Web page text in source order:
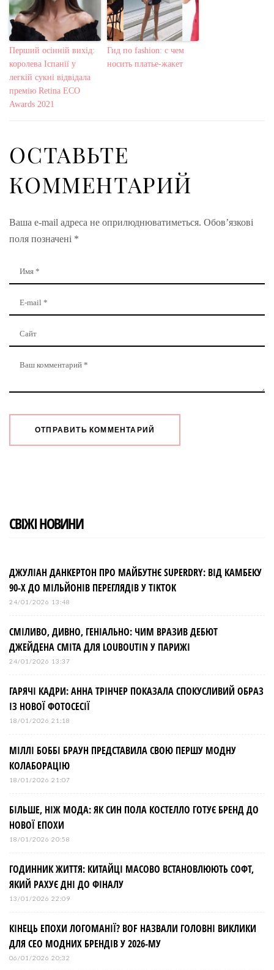
Перший осінній вихід:
королева Іспанії у
легкій сукні відвідала
премію Retina ECO
Awards 2021
Гид по fashion: с чем
носить платье-жакет
ОСТАВЬТЕ
КОММЕНТАРИЙ
Ваша e-mail адреса не оприлюднюватиметься. Обов’язкові
поля позначені *
СВІЖІ НОВИНИ
ДЖУЛІАН ДАНКЕРТОН ПРО МАЙБУТНЄ SUPERDRY: ВІД КАМБЕКУ
90-Х ДО МІЛЬЙОНІВ ПЕРЕГЛЯДІВ У TIKTOK
24/01/2026 13:48
СМІЛИВО, ДИВНО, ГЕНІАЛЬНО: ЧИМ ВРАЗИВ ДЕБЮТ
ДЖЕЙДЕНА СМІТА ДЛЯ LOUBOUTIN У ПАРИЖІ
24/01/2026 13:37
ГАРЯЧІ КАДРИ: АННА ТРІНЧЕР ПОКАЗАЛА СПОКУСЛИВИЙ ОБРАЗ
ІЗ НОВОЇ ФОТОСЕСІЇ
18/01/2026 21:18
МІЛЛІ БОББІ БРАУН ПРЕДСТАВИЛА СВОЮ ПЕРШУ МОДНУ
КОЛАБОРАЦІЮ
18/01/2026 21:07
БІЛЬШЕ, НІЖ МОДА: ЯК СИН ПОЛА КОСТЕЛЛО ГОТУЄ БРЕНД ДО
НОВОЇ ЕПОХИ
18/01/2026 20:58
ГОДИННИК ЖИТТЯ: КИТАЙЦІ МАСОВО ВСТАНОВЛЮЮТЬ СОФТ,
ЯКИЙ РАХУЄ ДНІ ДО ФІНАЛУ
13/01/2026 22:09
КІНЕЦЬ ЕПОХИ ЛОГОМАНІЇ? BOF НАЗВАЛИ ГОЛОВНІ ВИКЛИКИ
ДЛЯ СЕО МОДНИХ БРЕНДІВ У 2026-МУ
06/01/2026 20:32